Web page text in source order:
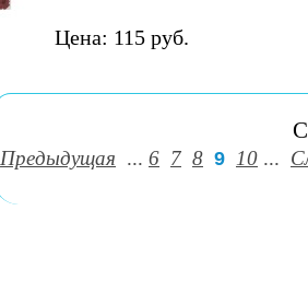
Цена: 115 руб.
Предыдущая ... 6 7 8 9 10 ...